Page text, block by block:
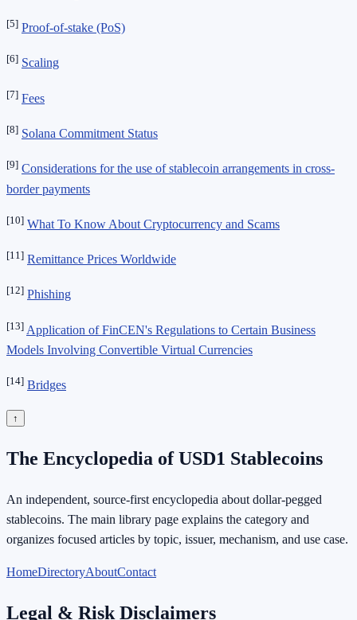
[5] Proof-of-stake (PoS)
[6] Scaling
[7] Fees
[8] Solana Commitment Status
[9] Considerations for the use of stablecoin arrangements in cross-
border payments
[10] What To Know About Cryptocurrency and Scams
[11] Remittance Prices Worldwide
[12] Phishing
[13] Application of FinCEN's Regulations to Certain Business
Models Involving Convertible Virtual Currencies
[14] Bridges
↑
The Encyclopedia of USD1 Stablecoins
An independent, source-first encyclopedia about dollar-pegged
stablecoins. The main library page explains the category and
organizes focused articles by topic, issuer, mechanism, and use case.
HomeDirectoryAboutContact
Legal & Risk Disclaimers